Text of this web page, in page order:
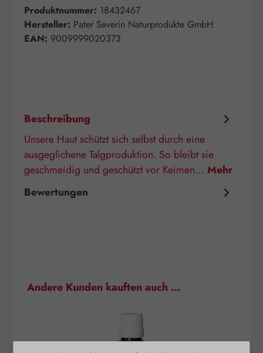
Produktnummer: 18432467
Hersteller: Pater Severin Naturprodukte GmbH
EAN: 9009999020373
Beschreibung
Unsere Haut schützt sich selbst durch eine
ausgeglichene Talgproduktion. So bleibt sie
geschmeidig und geschützt vor Keimen… Mehr
Bewertungen
Produktgalerie überspringen
Andere Kunden kauften auch …